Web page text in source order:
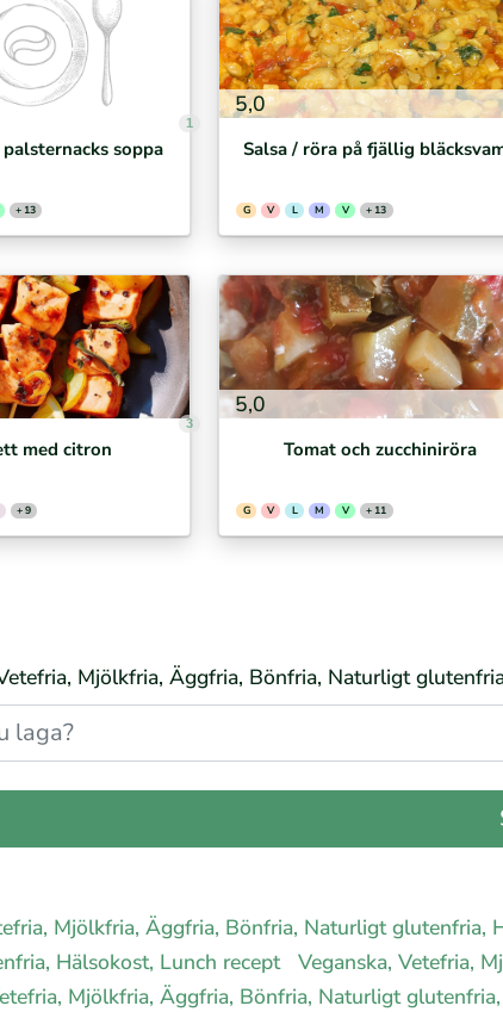
1
soppa
+ 13
5,0
Salsa / röra på fjällig
G V L M V + 13
3
med citron
+ 9
5,0
Tomat och zucchiniröra
G V L M V + 11
Mjölkfria, Äggfria, Bönfria, Naturligt
Mjölkfria, Äggfria, Bönfria, Naturligt glutenfria,
Hälsokost, Lunch recept Veganska, Vetefria,
Mjölkfria, Äggfria, Bönfria, Naturligt